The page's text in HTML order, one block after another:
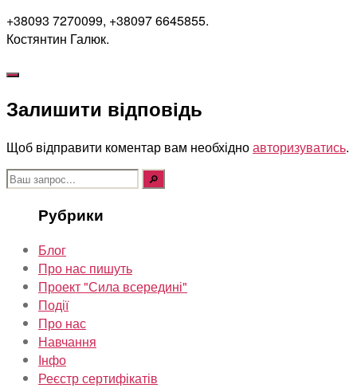
+38093 7270099, +38097 6645855.
Костянтин Галюк.
Залишити відповідь
Щоб відправити коментар вам необхідноавторизуватись.
Шукати:
Рубрики
Блог
Про нас пишуть
Проект "Сила всередині"
Події
Про нас
Навчання
Інфо
Реєстр сертифікатів